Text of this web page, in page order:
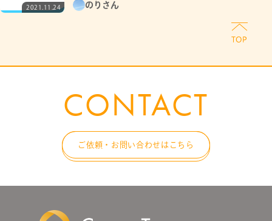
2021.11.24 のりさん
CONTACT
ご依頼・お問い合わせはこちら